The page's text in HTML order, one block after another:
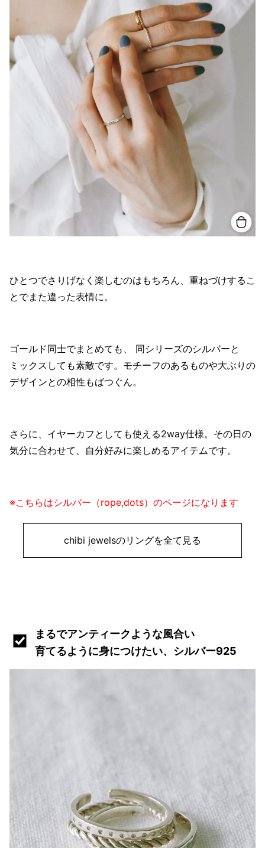
ひとつでさりげなく楽しむのはもちろん、重ねづけするこ
とでまた違った表情に。
ゴールド同士でまとめても、 同シリーズのシルバーと
ミックスしても素敵です。モチーフのあるものや大ぶりの
デザインとの相性もばつぐん。
さらに、イヤーカフとしても使える2way仕様。その日の
気分に合わせて、自分好みに楽しめるアイテムです。
※こちらはシルバー（rope,dots）のページになります
chibi jewelsのリングを全て見る
まるでアンティークような風合い
育てるように身につけたい、シルバー925